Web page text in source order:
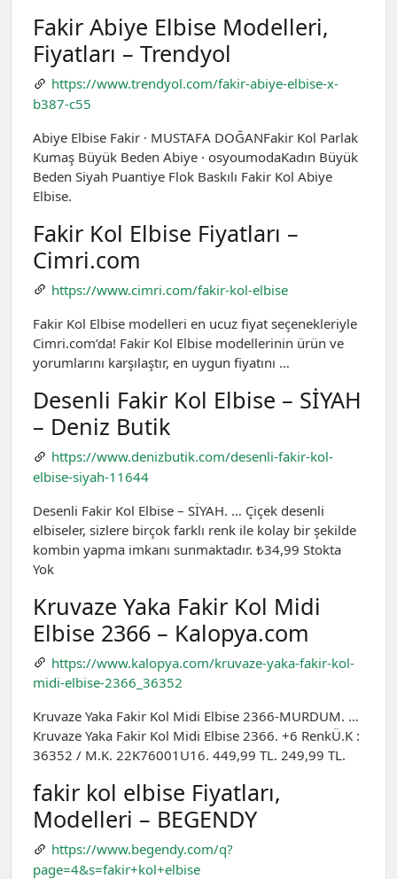
Fakir Abiye Elbise Modelleri,
Fiyatları – Trendyol
https://www.trendyol.com/fakir-abiye-elbise-x-
b387-c55
Abiye Elbise Fakir · MUSTAFA DOĞANFakir Kol Parlak
Kumaş Büyük Beden Abiye · osyoumodaKadın Büyük
Beden Siyah Puantiye Flok Baskılı Fakir Kol Abiye
Elbise.
Fakir Kol Elbise Fiyatları –
Cimri.com
https://www.cimri.com/fakir-kol-elbise
Fakir Kol Elbise modelleri en ucuz fiyat seçenekleriyle
Cimri.com’da! Fakir Kol Elbise modellerinin ürün ve
yorumlarını karşılaştır, en uygun fiyatını …
Desenli Fakir Kol Elbise – SİYAH
– Deniz Butik
https://www.denizbutik.com/desenli-fakir-kol-
elbise-siyah-11644
Desenli Fakir Kol Elbise – SİYAH. … Çiçek desenli
elbiseler, sizlere birçok farklı renk ile kolay bir şekilde
kombin yapma imkanı sunmaktadır. ₺34,99 Stokta
Yok
Kruvaze Yaka Fakir Kol Midi
Elbise 2366 – Kalopya.com
https://www.kalopya.com/kruvaze-yaka-fakir-kol-
midi-elbise-2366_36352
Kruvaze Yaka Fakir Kol Midi Elbise 2366-MURDUM. …
Kruvaze Yaka Fakir Kol Midi Elbise 2366. +6 RenkÜ.K :
36352 / M.K. 22K76001U16. 449,99 TL. 249,99 TL.
fakir kol elbise Fiyatları,
Modelleri – BEGENDY
https://www.begendy.com/q?
page=4&s=fakir+kol+elbise